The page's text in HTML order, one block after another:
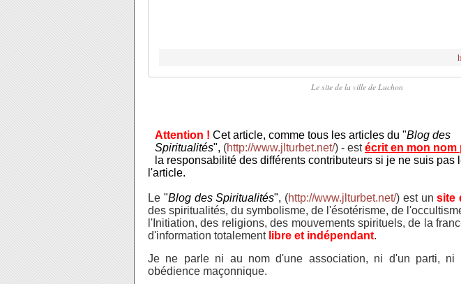
Le site de la ville de Luchon
Attention ! Cet article, comme tous les articles du "Blog des
Spiritualités", (http://www.jlturbet.net/) - estécrit en mon nom
la responsabilité des différents contributeurs si je ne suis pas
l'article.
Le "Blog des Spiritualités", (http://www.jlturbet.net/) est unsite
des spiritualités, du symbolisme, de l'ésotérisme, de
l'Initiation, des religions, des mouvements spirituels, de la
d'information totalement libre et indépendant.
Je ne parle ni au nom d'une association, ni d'un parti, ni
obédience maçonnique.